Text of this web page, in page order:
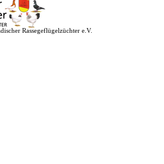
Rassegeflügelzüchter e.V.